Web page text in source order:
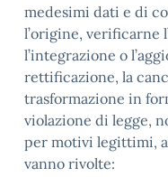
medesimi dati e di
l’origine, verificarne
l’integrazione o
rettificazione, la
trasformazione in
violazione di legge,
per motivi legittimi,
vanno rivolte: